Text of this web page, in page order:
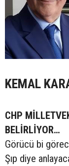
KEMAL
CHP
BELİRLİYOR…
Görücü bi
Şıp diye